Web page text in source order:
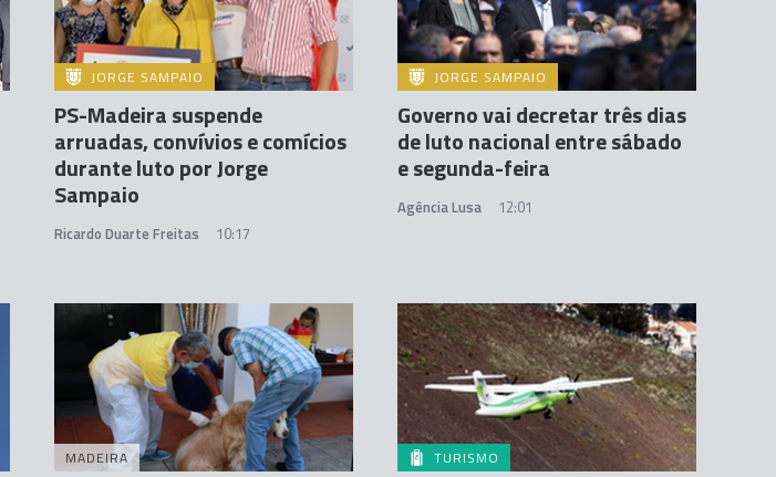
JORGE SAMPAIO
PS-Madeira suspende
arruadas, convívios e comícios
durante luto por Jorge
Sampaio
Ricardo Duarte Freitas 10:17
JORGE SAMPAIO
Governo vai decretar três dias
de luto nacional entre sábado
e segunda-feira
Agência Lusa 12:01
MADEIRA TURISMO